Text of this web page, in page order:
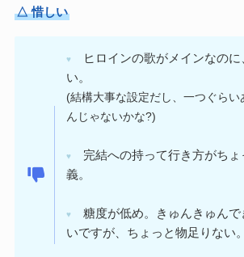
△ 惜しい
♥
ヒロインの歌がメインなのに
い。
(結構大事な設定だし、一つぐらい
んじゃないかな?)
♥
完結への持って行き方がちょ
義。
♥
糖度が低め。きゅんきゅんで
いですが、ちょっと物足りない。